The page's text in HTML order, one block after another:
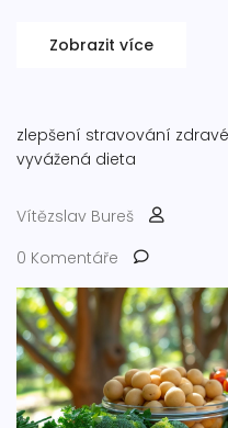
Zobrazit více
zlepšení stravování
vyvážená dieta
Vítězslav Bureš
0 Komentáře